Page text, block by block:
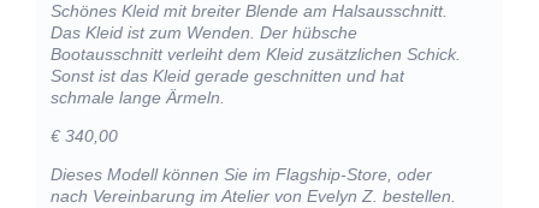
Schönes Kleid mit breiter Blende am Halsausschnitt.
Das Kleid ist zum Wenden. Der hübsche
Bootausschnitt verleiht dem Kleid zusätzlichen Schick.
Sonst ist das Kleid gerade geschnitten und hat
schmale lange Ärmeln.
€ 340,00
Dieses Modell können Sie im Flagship-Store, oder
nach Vereinbarung im Atelier von Evelyn Z. bestellen.